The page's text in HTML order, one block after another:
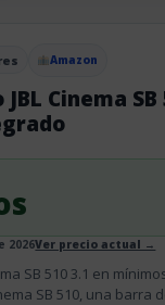
Amazon
Cinema SB
2026Ver precio actual →
SB 510 3.1 en
SB 510, una barra